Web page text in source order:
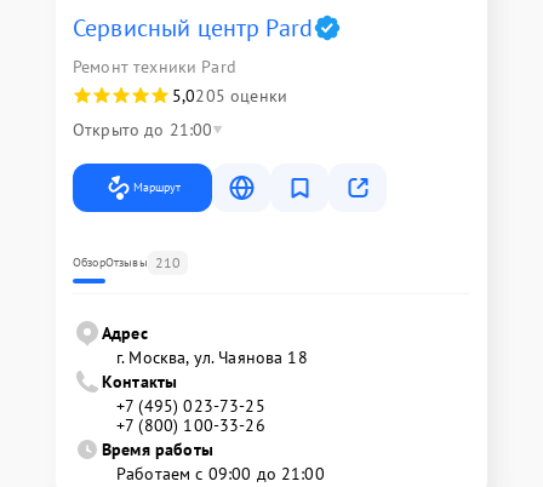
Сервисный центр Pard
Ремонт техники Pard
5,0205 оценки
Открыто до 21:00
Маршрут
ОбзорОтзывы 210
Адрес
г. Москва, ул. Чаянова 18
Контакты
+7 (495) 023-73-25
+7 (800) 100-33-26
Время работы
Работаем с 09:00 до 21:00